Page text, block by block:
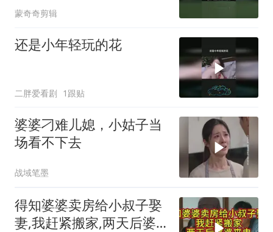
蒙奇奇剪辑
还是小年轻玩的花
二胖爱看剧 1跟贴
婆婆刁难儿媳，小姑子当
场看不下去
战域笔墨
得知婆婆卖房给小叔子娶
妻,我赶紧搬家,两天后婆